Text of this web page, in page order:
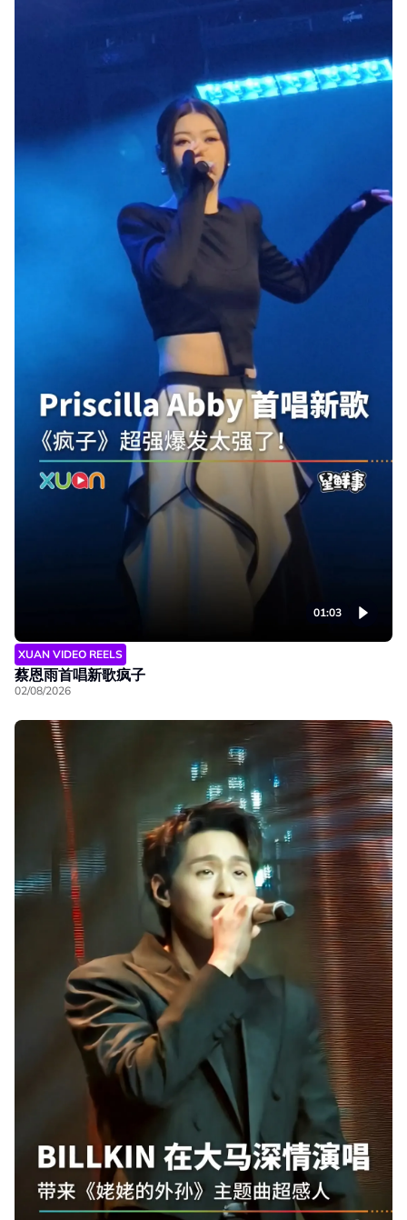
01:03
XUAN VIDEO REELS
蔡恩雨首唱新歌疯子
02/08/2026